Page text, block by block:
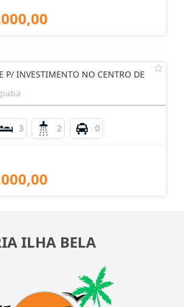
P/ INVESTIMENTO NO CENTRO DE
3 2 0
ILHA BELA